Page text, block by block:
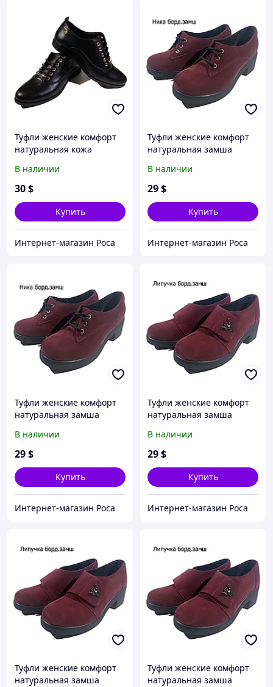
Туфли женские комфорт
натуральная кожа
(206) 39
В наличии
30$
Купить
Интернет-магазин Роса
Туфли женские комфорт
натуральная замша
(Ника бз) 37
В наличии
29$
Купить
Интернет-магазин Роса
Туфли женские комфорт
натуральная замша
(Шнурок бз) 38
В наличии
29$
Купить
Интернет-магазин Роса
Туфли женские комфорт
натуральная замша
(Настя бз)
В наличии
29$
Купить
Интернет-магазин Роса
Туфли женские комфорт
натуральная замша
Туфли женские комфорт
натуральная замша